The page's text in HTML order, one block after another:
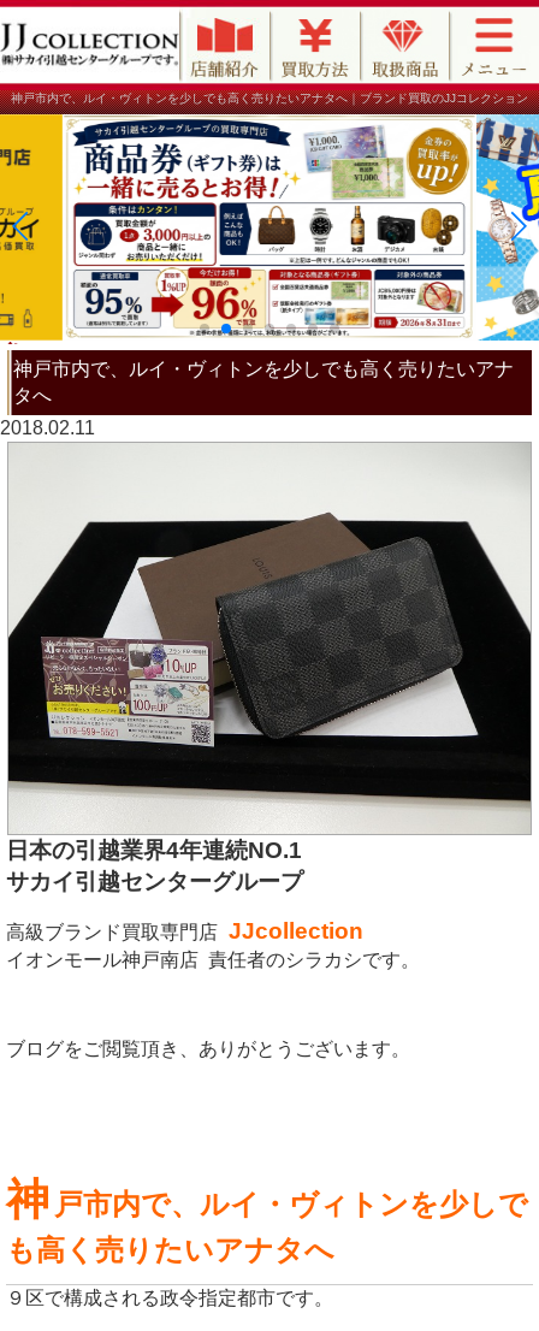
神戸市内で、ルイ・ヴィトンを少しでも高く売りたいアナタへ｜ブランド買取のJJコレクション
神戸市内で、ルイ・ヴィトンを少しでも高く売りたいアナ
タへ
2018.02.11
日本の引越業界4年連続NO.1
サカイ引越センターグループ
高級ブランド買取専門店 JJcollection
イオンモール神戸南店 責任者のシラカシです。
ブログをご閲覧頂き、ありがとうございます。
神 戸市内で、ルイ・ヴィトンを少しで
も高く売りたいアナタへ
９区で構成される政令指定都市です。